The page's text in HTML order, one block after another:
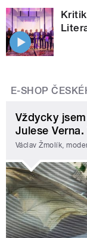
E-SHOP
Vždycky
Julese
Václav Žmolík,